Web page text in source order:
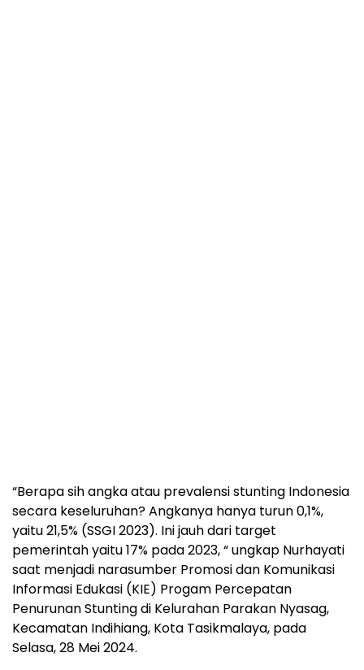
“Berapa sih angka atau prevalensi stunting Indonesia
secara keseluruhan? Angkanya hanya turun 0,1%,
yaitu 21,5% (SSGI 2023). Ini jauh dari target
pemerintah yaitu 17% pada 2023, “ ungkap Nurhayati
saat menjadi narasumber Promosi dan Komunikasi
Informasi Edukasi (KIE) Progam Percepatan
Penurunan Stunting di Kelurahan Parakan Nyasag,
Kecamatan Indihiang, Kota Tasikmalaya, pada
Selasa, 28 Mei 2024.